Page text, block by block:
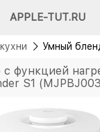
APPLE-TUT.RU
Умный
функцией
S1